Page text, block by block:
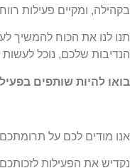
בקהילה, ומקיים פעילות
תנו לנו את הכוח להמשיך
הנדיבות שלכם, נוכל
בואו להיות שותפים
אנו מודים לכם על
נקדיש את הפעילות